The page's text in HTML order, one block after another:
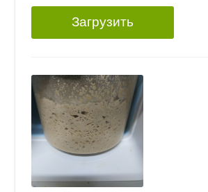
Загрузить